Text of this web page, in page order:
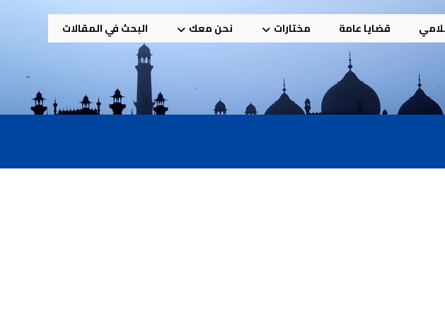
قضايا عامة مختارات نحن معك البحث في المقالات